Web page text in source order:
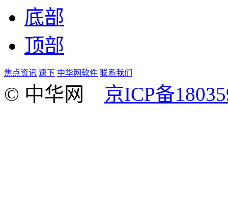
底部
顶部
焦点资讯 速下 中华网软件 联系我们
© 中华网 京ICP备